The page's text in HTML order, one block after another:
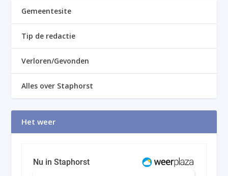
Gemeentesite
Tip de redactie
Verloren/Gevonden
Alles over Staphorst
Het weer